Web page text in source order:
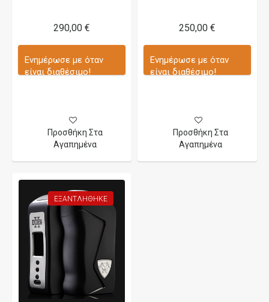
290,00 €
Ενημέρωσε με όταν
είναι διαθέσιμο!
Προσθήκη Στα
Αγαπημένα
250,00 €
Ενημέρωσε με όταν
είναι διαθέσιμο!
Προσθήκη Στα
Αγαπημένα
ΕΞΑΝΤΛΉΘΗΚΕ